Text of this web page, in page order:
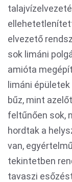
elvezető
sok limáni
amióta
limáni
bűz, mint
feltűnően sok,
hordtak a
van,
tekintetben
tavaszi